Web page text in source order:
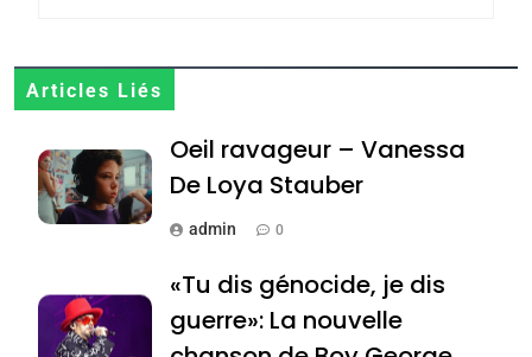
Articles Liés
Oeil ravageur – Vanessa
De Loya Stauber
admin 0
«Tu dis génocide, je dis
guerre»: La nouvelle
Zrihen-Dvir
7
Jacques Hadida
JUDAISME
Maroc : Les amandes de
Tafraout, le miel de Tadla
Azilal consacrés produits